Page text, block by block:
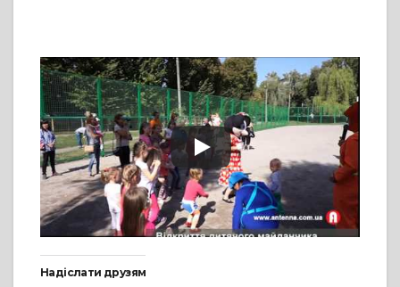
Надіслати друзям